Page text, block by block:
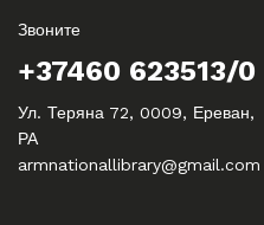
Звоните
+37460 623513/0
Ул. Теряна 72, 0009, Ереван,
РА
armnationallibrary@gmail.com